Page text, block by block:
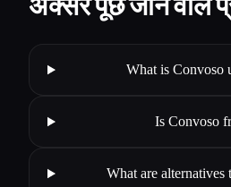
What is Convoso
Is Convoso
What are alternatives